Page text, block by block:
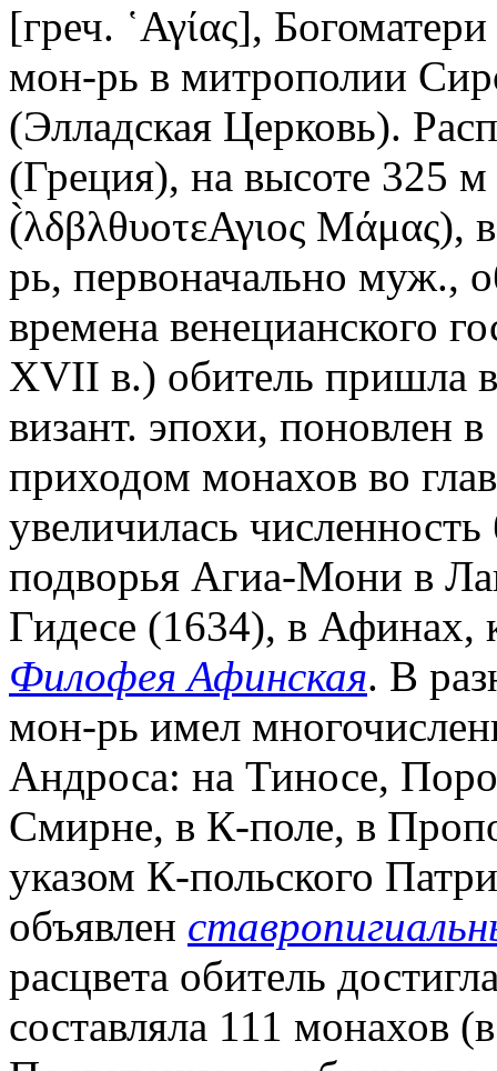
[греч. ῾Αγίας],
мон-рь в митрополии
(Элладская Церковь).
(Греция), на высоте 325
(̀λδβλθυοτεΑγιος
рь, первоначально муж.,
времена венецианского
XVII в.) обитель пришла
визант. эпохи, поновлен
приходом монахов во
увеличилась
подворья Агиа-Мони в
Гидесе (1634), в Афинах,
Филофея Афинская. В
мон-рь имел
Андроса: на Тиносе,
Смирне, в К-поле, в
указом К-польского
объявлен
расцвета обитель
составляла 111 монахов